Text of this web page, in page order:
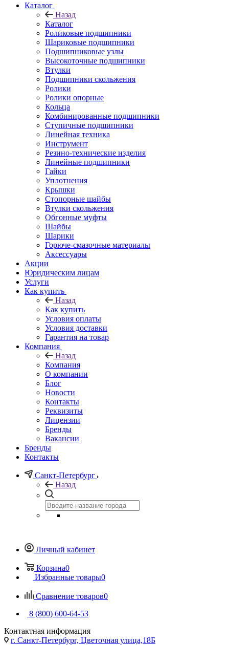
Каталог
Назад
Каталог
Роликовые подшипники
Шариковые подшипники
Подшипниковые узлы
Высокоточные подшипники
Втулки
Подшипники скольжения
Ролики
Ролики опорные
Кольца
Комбинированные подшипники
Ступичные подшипники
Линейная техника
Инструмент
Резино-технические изделия
Линейные подшипники
Гайки
Уплотнения
Крышки
Стопорные шайбы
Втулки скольжения
Обгонные муфты
Шайбы
Шарики
Горюче-смазочные материалы
Аксессуары
Акции
Юридическим лицам
Услуги
Как купить
Назад
Как купить
Условия оплаты
Условия доставки
Гарантия на товар
Компания
Назад
Компания
О компании
Блог
Новости
Контакты
Реквизиты
Лицензии
Бренды
Вакансии
Бренды
Контакты
Санкт-Петербург
Назад
Личный кабинет
Корзина0
Избранные товары0
Сравнение товаров0
8 (800) 600-64-53
Контактная информация
г. Санкт-Петербург, Цветочная улица,18Б